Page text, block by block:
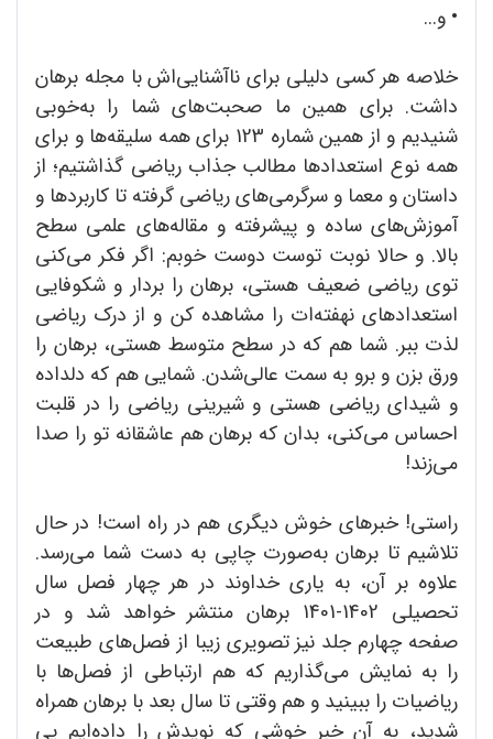
• و...
خلاصه هر کسی دلیلی برای ناآشنایی‌اش با مجله برهان
داشت. برای همین ما صحبت‌های شما را به‌خوبی
شنیدیم و از همین شماره 123 برای همه سلیقه‌ها و برای
همه نوع استعدادها مطالب جذاب ریاضی گذاشتیم؛ از
داستان و معما و سرگرمی‌های ریاضی گرفته تا کاربردها و
آموزش‌های ساده و پیشرفته و مقاله‌های علمی سطح
بالا. و حالا نوبت توست دوست خوبم: اگر فکر می‌کنی
توی ریاضی ضعیف هستی، برهان را بردار و شکوفایی
استعدادهای نهفته‌ات را مشاهده کن و از درک ریاضی
لذت ببر. شما هم که در سطح متوسط هستی، برهان را
ورق بزن و برو به سمت عالی‌شدن. شمایی هم که دلداده
و شیدای ریاضی هستی و شیرینی ریاضی را در قلبت
احساس می‌کنی، بدان که برهان هم عاشقانه تو را صدا
می‌زند!
راستی! خبرهای خوش دیگری هم در راه است! در حال
تلاشیم تا برهان به‌صورت چاپی به دست شما می‌رسد.
علاوه بر آن، به یاری خداوند در هر چهار فصل سال
تحصیلی 1402-1401 برهان منتشر خواهد شد و در
صفحه چهارم جلد نیز تصویری زیبا از فصل‌های طبیعت
را به نمایش می‌گذاریم که هم ارتباطی از فصل‌ها با
ریاضیات را ببینید و هم وقتی تا سال بعد با برهان همراه
شدید، به آن خبر خوشی که نویدش را داده‌ایم پی